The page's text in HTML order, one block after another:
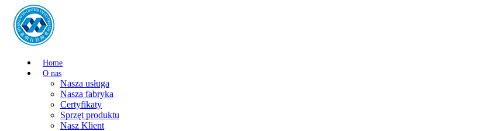
Home
O nas
Nasza usługa
Nasza fabryka
Certyfikaty
Sprzęt produktu
Nasz Klient